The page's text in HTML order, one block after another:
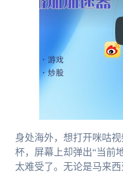
身处海外，想打开咪咕
杯，屏幕上却弹出“当前
太难受了。无论是马来